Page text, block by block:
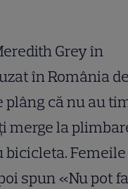
Grey în
în România de
plâng că nu au
merge la
bicicleta.
spun «Nu pot